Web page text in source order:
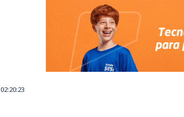
02:20:24